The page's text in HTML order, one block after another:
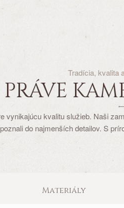
Tradícia, kvalita
vynikajúcu kvalitu služieb. Naši
do najmenších detailov. S
Materiály